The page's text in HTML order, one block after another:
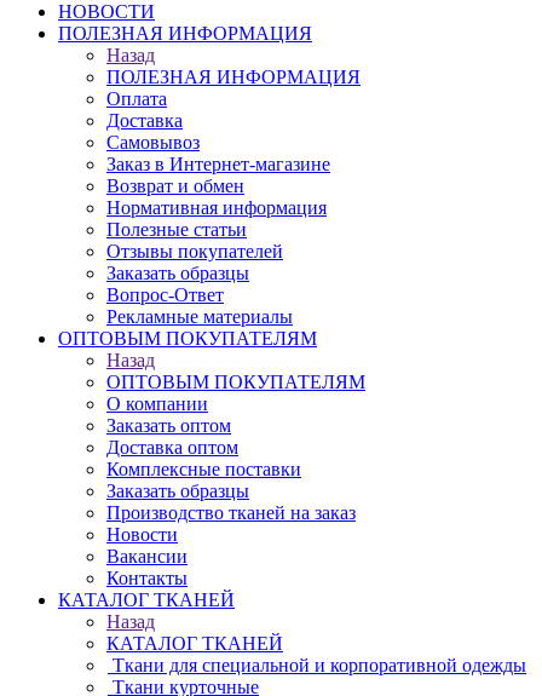
НОВОСТИ
ПОЛЕЗНАЯ ИНФОРМАЦИЯ
Назад
ПОЛЕЗНАЯ ИНФОРМАЦИЯ
Оплата
Доставка
Самовывоз
Заказ в Интернет-магазине
Возврат и обмен
Нормативная информация
Полезные статьи
Отзывы покупателей
Заказать образцы
Вопрос-Ответ
Рекламные материалы
ОПТОВЫМ ПОКУПАТЕЛЯМ
Назад
ОПТОВЫМ ПОКУПАТЕЛЯМ
О компании
Заказать оптом
Доставка оптом
Комплексные поставки
Заказать образцы
Производство тканей на заказ
Новости
Вакансии
Контакты
КАТАЛОГ ТКАНЕЙ
Назад
КАТАЛОГ ТКАНЕЙ
Ткани для специальной и корпоративной одежды
Ткани курточные